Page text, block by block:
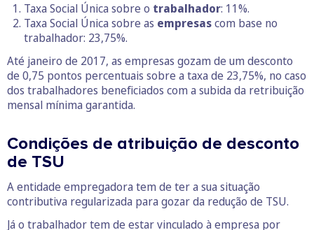
Taxa Social Única sobre o trabalhador: 11%.
Taxa Social Única sobre as empresascom base no
trabalhador: 23,75%.
Até janeiro de 2017, as empresas gozam de um desconto
de 0,75 pontos percentuais sobre a taxa de 23,75%, no caso
dos trabalhadores beneficiados com a subida da retribuição
mensal mínima garantida.
Condições de atribuição de desconto
de TSU
A entidade empregadora tem de ter a sua situação
contributiva regularizada para gozar da redução de TSU.
Já o trabalhador tem de estar vinculado à empresa por